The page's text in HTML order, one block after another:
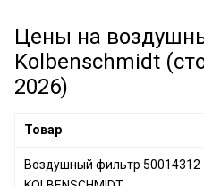
Воздушный фильтр
Воздушный фильтр
Воздушный фильтр
Воздушный фильтр
Воздушный фильтр
Цены на
Kolbenschmidt
2026)
Товар
Воздушный фильтр 50014312